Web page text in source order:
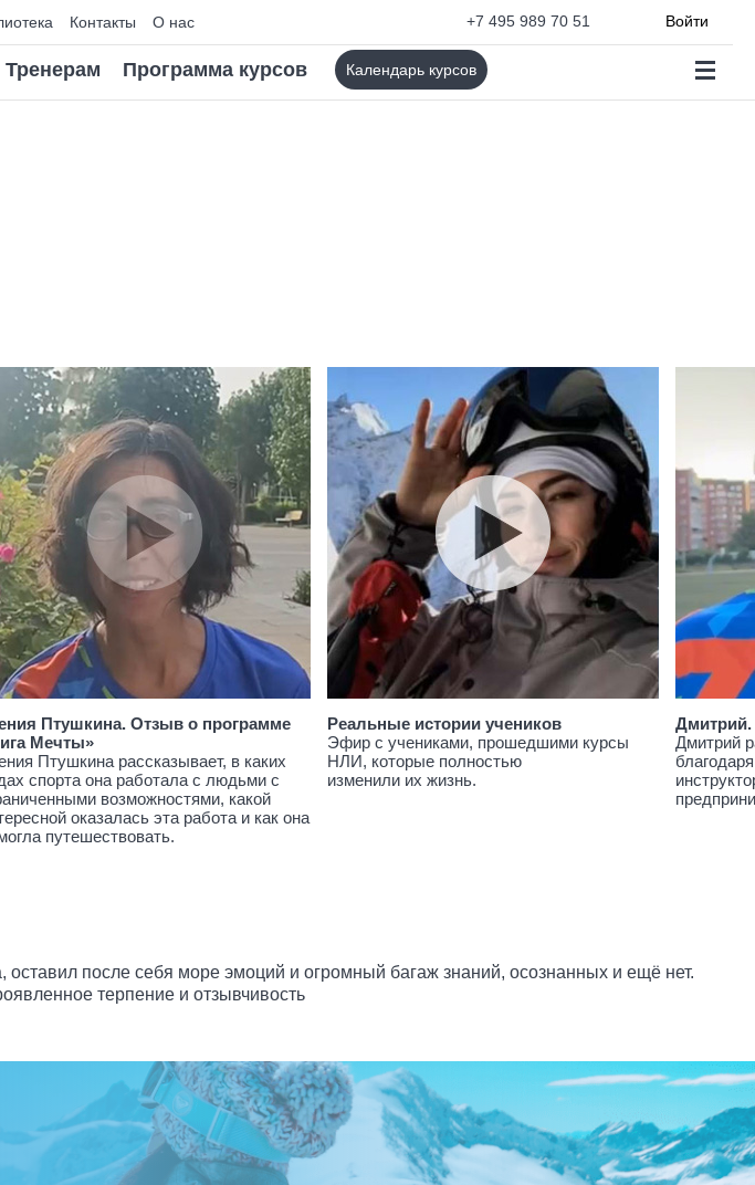
Контакты О нас +7 495 989 70 51 Войти
Тренерам Программа курсов Календарь курсов
Птушкина. Отзыв о программе
Мечты»
Птушкина рассказывает, в каких
спорта она работала с людьми с
возможностями, какой
оказалась эта работа и как она
путешествовать.
Реальные истории учеников
Эфир с учениками, прошедшими курсы
НЛИ, которые полностью
изменили их жизнь.
Дмитрий.
Дмитрий
после себя море эмоций и огромный багаж знаний, осознанных и ещё нет.
терпение и отзывчивость